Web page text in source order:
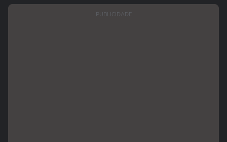
PUBLICIDADE